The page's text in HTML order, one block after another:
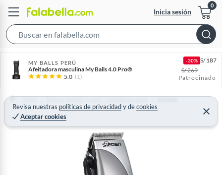
Inicia sesión
h
B
r
MY BALLS PERÚ
Afeitadora masculina My Balls 4.0 Pro®
5.0 (1)
-30% S/187
S/269
Patrocinado
Revisa nuestras políticas de privacidadydecookies
Aceptar cookies
C
e
r
Home Belleza, higiene y salud - Cuidado personal Afeitado